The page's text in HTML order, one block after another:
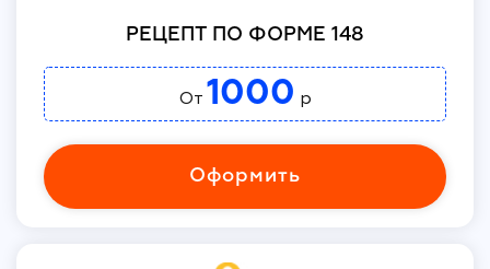
РЕЦЕПТ ПО ФОРМЕ 148
От 1000 р
Оформить